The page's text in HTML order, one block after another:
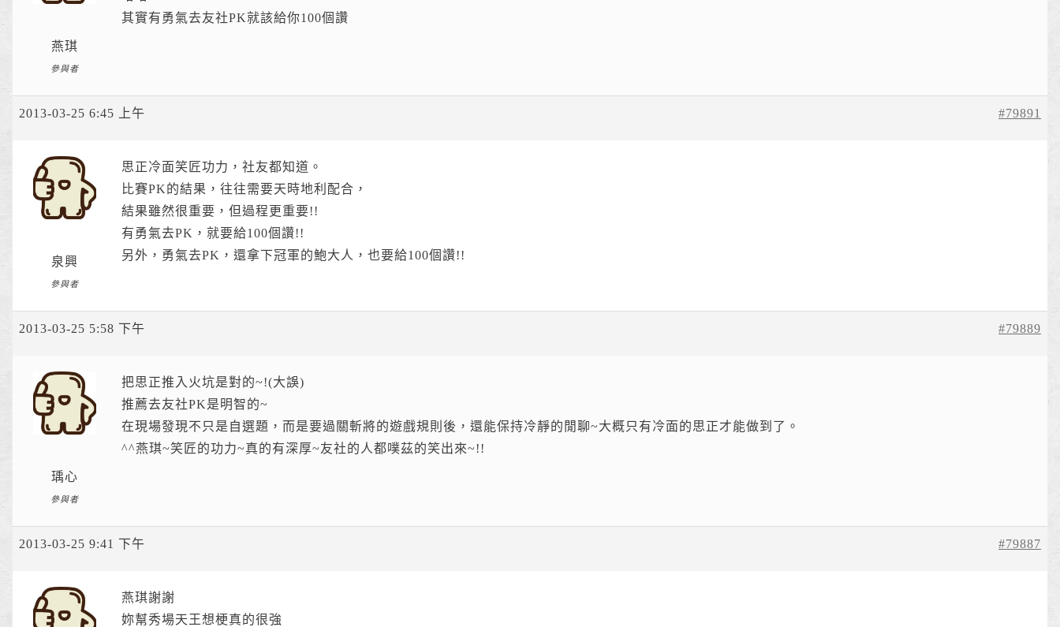
燕琪
參與者
其實有勇氣去友社PK就該給你100個讚
2013-03-25 6:45 上午 #79891
泉興
參與者
思正冷面笑匠功力，社友都知道。
比賽PK的結果，往往需要天時地利配合，
結果雖然很重要，但過程更重要!!
有勇氣去PK，就要給100個讚!!
另外，勇氣去PK，還拿下冠軍的鮑大人，也要給100個讚!!
2013-03-25 5:58 下午 #79889
瑀心
參與者
把思正推入火坑是對的~!(大誤)
推薦去友社PK是明智的~
在現場發現不只是自選題，而是要過關斬將的遊戲規則後，還能保持冷靜的閒聊~大概只有冷面的思正才能做到了。
^^燕琪~笑匠的功力~真的有深厚~友社的人都噗茲的笑出來~!!
2013-03-25 9:41 下午 #79887
燕琪謝謝
妳幫秀場天王想梗真的很強